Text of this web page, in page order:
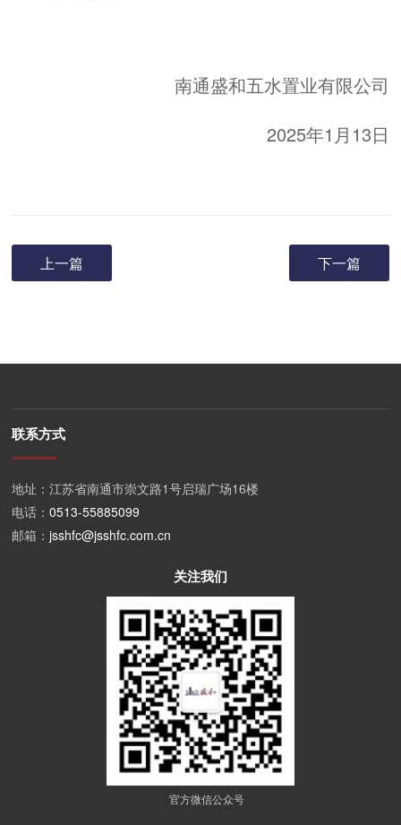
南通盛和五水置业有限公司
2025年1月13日
上一篇 下一篇
联系方式
地址：江苏省南通市崇文路1号启瑞广场16楼
电话：0513-55885099
邮箱：jsshfc@jsshfc.com.cn
关注我们
官方微信公众号